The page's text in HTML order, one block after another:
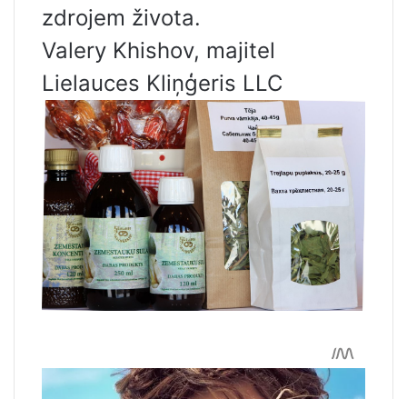
zdrojem života.
Valery Khishov, majitel
Lielauces Kliņģeris LLC